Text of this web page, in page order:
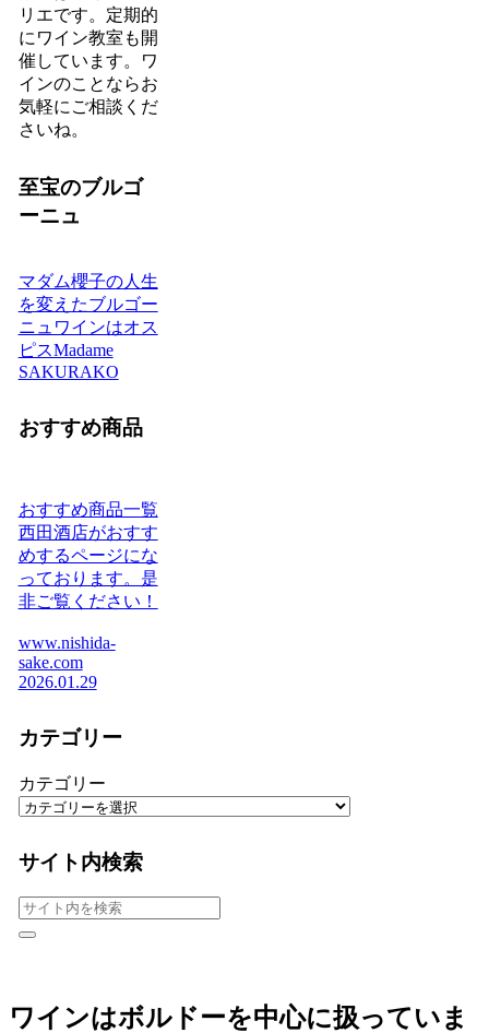
リエです。定期的
にワイン教室も開
催しています。ワ
インのことならお
気軽にご相談くだ
さいね。
至宝のブルゴ
ーニュ
マダム櫻子の人生
を変えたブルゴー
ニュワインはオス
ピスMadame
SAKURAKO
おすすめ商品
おすすめ商品一覧
西田酒店がおすす
めするページにな
っております。是
非ご覧ください！
www.nishida-
sake.com
2026.01.29
カテゴリー
カテゴリー
サイト内検索
ワインはボルドーを中心に扱っていま